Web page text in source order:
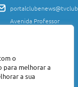
o
para melhorar a
a sua
Avenida Professor